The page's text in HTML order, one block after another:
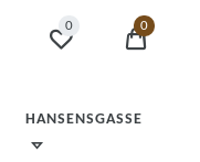
0 0
HANSENSGASSE